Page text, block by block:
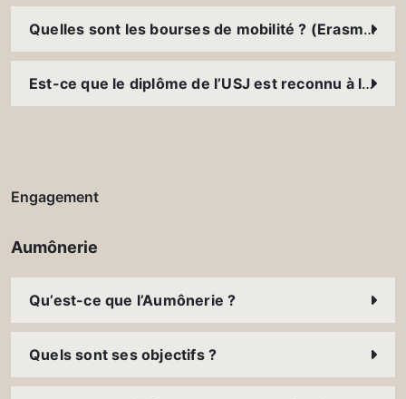
Quelles sont les bourses de mobilité ? (Erasmus+, FUCE, bourses des ambassades, etc.)
Est-ce que le diplôme de l’USJ est reconnu à l’international ?
Engagement
Aumônerie
Qu’est-ce que l’Aumônerie ?
Quels sont ses objectifs ?